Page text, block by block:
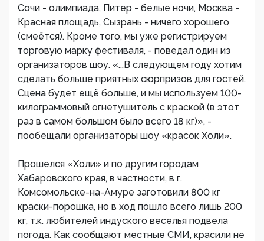
Сочи - олимпиада, Питер - белые ночи, Москва -
Красная площадь, Сызрань - ничего хорошего
(смеётся). Кроме того, мы уже регистрируем
торговую марку фестиваля, - поведал один из
организаторов шоу. «...В следующем году хотим
сделать больше приятных сюрпризов для гостей.
Сцена будет ещё больше, и мы используем 100-
килограммовый огнетушитель с краской (в этот
раз в самом большом было всего 18 кг)», -
пообещали организаторы шоу «красок Холи».
Прошелся «Холи» и по другим городам
Хабаровского края, в частности, в г.
Комсомольске-на-Амуре заготовили 800 кг
краски-порошка, но в ход пошло всего лишь 200
кг, т.к. любителей индуского веселья подвела
погода. Как сообщают местные СМИ, красили не